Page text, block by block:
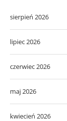
sierpień 2026
lipiec 2026
czerwiec 2026
maj 2026
kwiecień 2026